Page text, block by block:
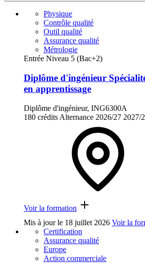
Physique
Contrôle qualité
Outil qualité
Assurance qualité
Métrologie
Entrée Niveau 5 (Bac+2)
Diplôme d'ingénieur
en apprentissage
Diplôme d'ingénieur, ING6300A
180 crédits Alternance 2026/27 2027/
Voir la formation
Mis à jour le 18 juillet 2026 Voir la
Certification
Assurance qualité
Europe
Action commerciale